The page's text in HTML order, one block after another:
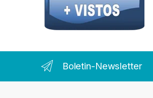
Boletin-Newsletter